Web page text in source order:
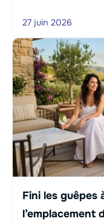
27 juin 2026
Fini les guêpes
l’emplacement